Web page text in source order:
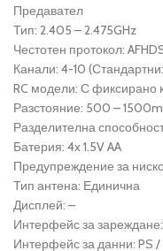
Предавател
Тип: 2.405 – 2.475GHz
Честотен протокол:
Канали: 4-10
RC модели: С фиксирано
Разстояние: 500 – 1500m
Разделителна
Батерия: 4x 1.5V AA
Предупреждение за
Тип антена: Единична
Дисплей: –
Интерфейс за
Интерфейс за данни: PS /